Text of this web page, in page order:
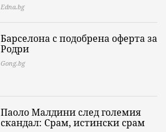
Edna.bg
Барселона с подобрена оферта за
Родри
Gong.bg
Паоло Малдини след големия
скандал: Срам, истински срам